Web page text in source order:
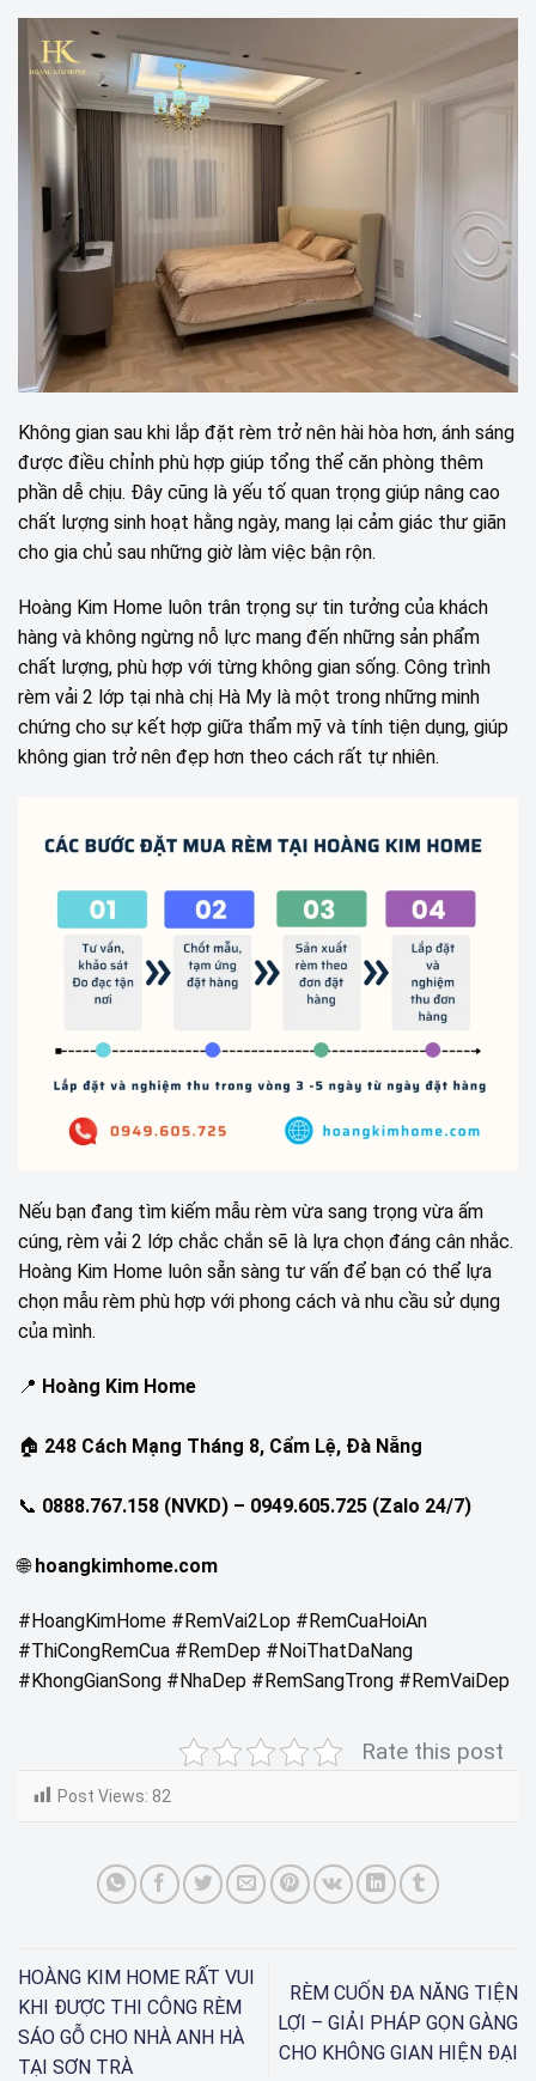
Không gian sau khi lắp đặt rèm trở nên hài hòa hơn, ánh sáng
được điều chỉnh phù hợp giúp tổng thể căn phòng thêm
phần dễ chịu. Đây cũng là yếu tố quan trọng giúp nâng cao
chất lượng sinh hoạt hằng ngày, mang lại cảm giác thư giãn
cho gia chủ sau những giờ làm việc bận rộn.
Hoàng Kim Home luôn trân trọng sự tin tưởng của khách
hàng và không ngừng nỗ lực mang đến những sản phẩm
chất lượng, phù hợp với từng không gian sống. Công trình
rèm vải 2 lớp tại nhà chị Hà My là một trong những minh
chứng cho sự kết hợp giữa thẩm mỹ và tính tiện dụng, giúp
không gian trở nên đẹp hơn theo cách rất tự nhiên.
Nếu bạn đang tìm kiếm mẫu rèm vừa sang trọng vừa ấm
cúng, rèm vải 2 lớp chắc chắn sẽ là lựa chọn đáng cân nhắc.
Hoàng Kim Home luôn sẵn sàng tư vấn để bạn có thể lựa
chọn mẫu rèm phù hợp với phong cách và nhu cầu sử dụng
của mình.
📍 Hoàng Kim Home
🏠 248 Cách Mạng Tháng 8, Cẩm Lệ, Đà Nẵng
📞 0888.767.158 (NVKD) – 0949.605.725 (Zalo 24/7)
🌐hoangkimhome.com
#HoangKimHome #RemVai2Lop #RemCuaHoiAn
#ThiCongRemCua #RemDep #NoiThatDaNang
#KhongGianSong #NhaDep #RemSangTrong #RemVaiDep
Rate this post
Post Views: 82
HOÀNG KIM HOME RẤT VUI
KHI ĐƯỢC THI CÔNG RÈM
SÁO GỖ CHO NHÀ ANH HÀ
TẠI SƠN TRÀ
RÈM CUỐN ĐA NĂNG TIỆN
LỢI – GIẢI PHÁP GỌN GÀNG
CHO KHÔNG GIAN HIỆN ĐẠI